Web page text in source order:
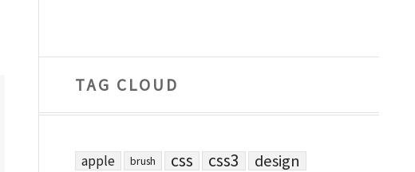
TAG CLOUD
apple brush css css3 design